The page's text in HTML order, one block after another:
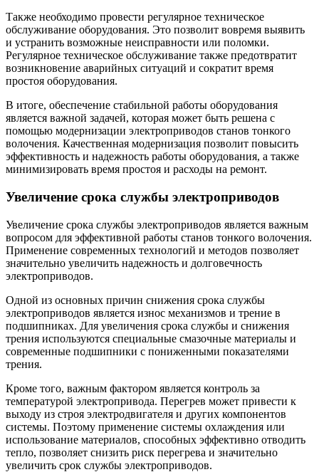
Также необходимо провести регулярное техническое
обслуживание оборудования. Это позволит вовремя выявить
и устранить возможные неисправности или поломки.
Регулярное техническое обслуживание также предотвратит
возникновение аварийных ситуаций и сократит время
простоя оборудования.
В итоге, обеспечение стабильной работы оборудования
является важной задачей, которая может быть решена с
помощью модернизации электроприводов станов тонкого
волочения. Качественная модернизация позволит повысить
эффективность и надежность работы оборудования, а также
минимизировать время простоя и расходы на ремонт.
Увеличение срока службы электроприводов
Увеличение срока службы электроприводов является важным
вопросом для эффективной работы станов тонкого волочения.
Применение современных технологий и методов позволяет
значительно увеличить надежность и долговечность
электроприводов.
Одной из основных причин снижения срока службы
электроприводов является износ механизмов и трение в
подшипниках. Для увеличения срока службы и снижения
трения используются специальные смазочные материалы и
современные подшипники с пониженными показателями
трения.
Кроме того, важным фактором является контроль за
температурой электропривода. Перегрев может привести к
выходу из строя электродвигателя и других компонентов
системы. Поэтому применение системы охлаждения или
использование материалов, способных эффективно отводить
тепло, позволяет снизить риск перегрева и значительно
увеличить срок службы электроприводов.